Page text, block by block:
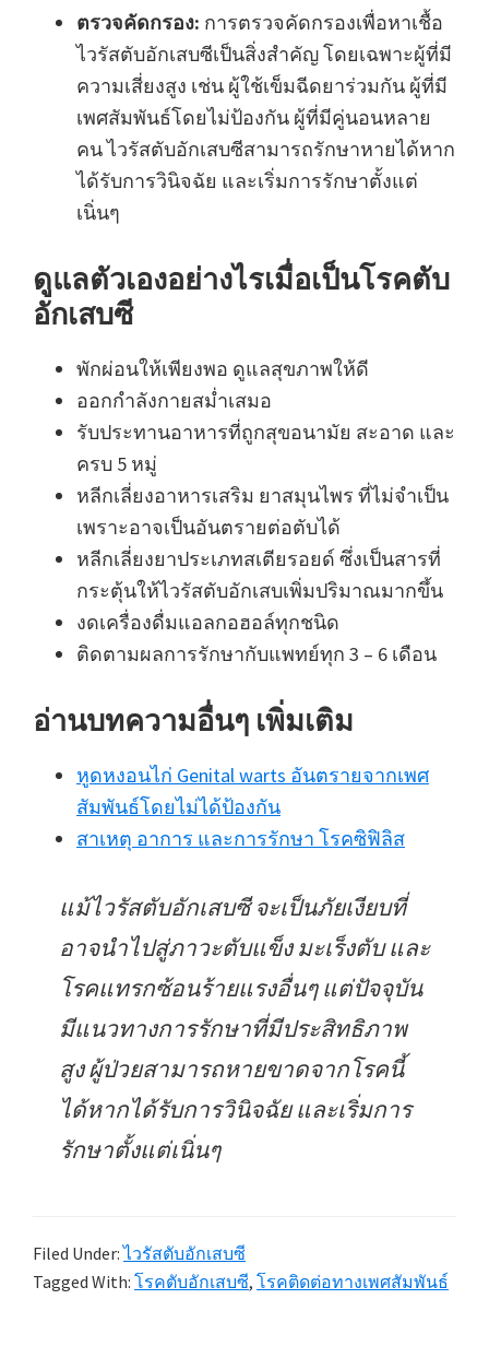
ตรวจคัดกรอง: การตรวจคัดกรองเพื่อหาเชื้อ
ไวรัสตับอักเสบซีเป็นสิ่งสำคัญ โดยเฉพาะผู้ที่มี
ความเสี่ยงสูง เช่น ผู้ใช้เข็มฉีดยาร่วมกัน ผู้ที่มี
เพศสัมพันธ์โดยไม่ป้องกัน ผู้ที่มีคู่นอนหลาย
คน ไวรัสตับอักเสบซีสามารถรักษาหายได้หาก
ได้รับการวินิจฉัย และเริ่มการรักษาตั้งแต่
เนิ่นๆ
ดูแลตัวเองอย่างไรเมื่อเป็นโรคตับ
อักเสบซี
พักผ่อนให้เพียงพอ ดูแลสุขภาพให้ดี
ออกกำลังกายสม่ำเสมอ
รับประทานอาหารที่ถูกสุขอนามัย สะอาด และ
ครบ 5 หมู่
หลีกเลี่ยงอาหารเสริม ยาสมุนไพร ที่ไม่จำเป็น
เพราะอาจเป็นอันตรายต่อตับได้
หลีกเลี่ยงยาประเภทสเตียรอยด์ ซึ่งเป็นสารที่
กระตุ้นให้ไวรัสตับอักเสบเพิ่มปริมาณมากขึ้น
งดเครื่องดื่มแอลกอฮอล์ทุกชนิด
ติดตามผลการรักษากับแพทย์ทุก 3 – 6 เดือน
อ่านบทความอื่นๆ เพิ่มเติม
หูดหงอนไก่ Genital warts อันตรายจากเพศ
สัมพันธ์โดยไม่ได้ป้องกัน
สาเหตุ อาการ และการรักษา โรคซิฟิลิส
แม้ไวรัสตับอักเสบซี จะเป็นภัยเงียบที่
อาจนำไปสู่ภาวะตับแข็ง มะเร็งตับ และ
โรคแทรกซ้อนร้ายแรงอื่นๆ แต่ปัจจุบัน
มีแนวทางการรักษาที่มีประสิทธิภาพ
สูง ผู้ป่วยสามารถหายขาดจากโรคนี้
ได้หากได้รับการวินิจฉัย และเริ่มการ
รักษาตั้งแต่เนิ่นๆ
Filed Under:ไวรัสตับอักเสบซี
Tagged With: โรคตับอักเสบซี, โรคติดต่อทางเพศสัมพันธ์